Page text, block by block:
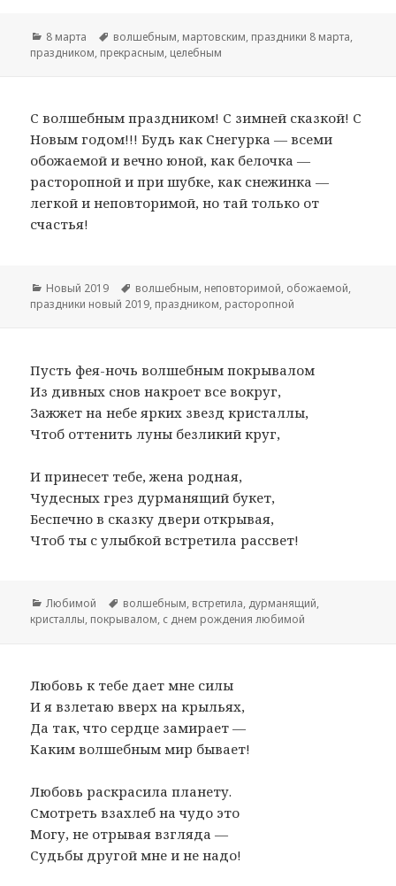
Рубрики
8 марта Метки
волшебным, мартовским, праздники 8 марта,
праздником, прекрасным, целебным
С волшебным праздником! С зимней сказкой! С
Новым годом!!! Будь как Снегурка — всеми
обожаемой и вечно юной, как белочка —
расторопной и при шубке, как снежинка —
легкой и неповторимой, но тай только от
счастья!
Рубрики
Новый 2019 Метки
волшебным, неповторимой, обожаемой,
праздники новый 2019, праздником, расторопной
Пусть фея-ночь волшебным покрывалом
Из дивных снов накроет все вокруг,
Зажжет на небе ярких звезд кристаллы,
Чтоб оттенить луны безликий круг,
И принесет тебе, жена родная,
Чудесных грез дурманящий букет,
Беспечно в сказку двери открывая,
Чтоб ты с улыбкой встретила рассвет!
Рубрики
Любимой Метки
волшебным, встретила, дурманящий,
кристаллы, покрывалом, с днем рождения любимой
Любовь к тебе дает мне силы
И я взлетаю вверх на крыльях,
Да так, что сердце замирает —
Каким волшебным мир бывает!
Любовь раскрасила планету.
Смотреть взахлеб на чудо это
Могу, не отрывая взгляда —
Судьбы другой мне и не надо!